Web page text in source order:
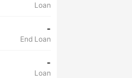
Loan
-
End Loan
-
Loan